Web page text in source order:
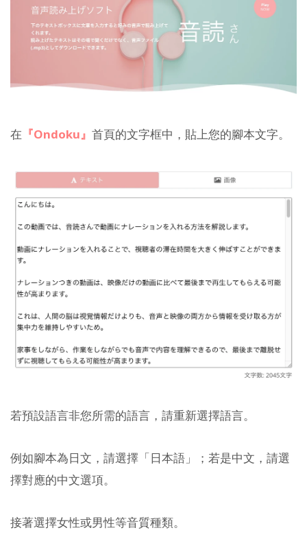
在 『Ondoku』 首頁的文字框中，貼上您的腳本文字。
若預設語言非您所需的語言，請重新選擇語言。
例如腳本為日文，請選擇「日本語」；若是中文，請選
擇對應的中文選項。
接著選擇女性或男性等音質種類。